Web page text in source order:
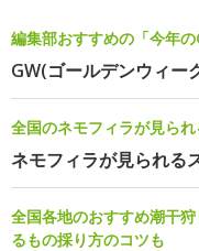
編集部おすすめの「今年
GW(ゴールデンウィー
全国のネモフィラが見ら
ネモフィラが見られる
全国各地のおすすめ潮干
るもの採り方のコツも